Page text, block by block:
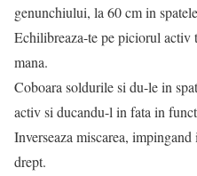
genunchiului, la 60 cm in
Echilibreaza-te pe piciorul activ
mana.
Coboara soldurile si du-le in
activ si ducandu-l in fata in
Inverseaza miscarea,
drept.